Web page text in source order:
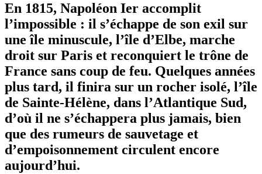
En 1815, Napoléon Ier accomplit
l’impossible : il s’échappe de son exil sur
une île minuscule, l’île d’Elbe, marche
droit sur Paris et reconquiert le trône de
France sans coup de feu. Quelques années
plus tard, il finira sur un rocher isolé, l’île
de Sainte-Hélène, dans l’Atlantique Sud,
d’où il ne s’échappera plus jamais, bien
que des rumeurs de sauvetage et
d’empoisonnement circulent encore
aujourd’hui.